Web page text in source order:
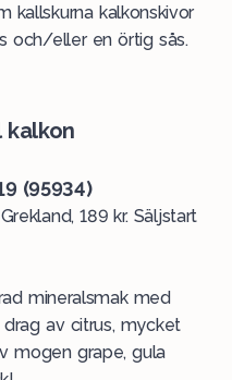
kallskurna kalkonskivor
och/eller en örtig sås.
(95934)
189 kr. Säljstart
mineralsmak med
av citrus, mycket
mogen grape, gula